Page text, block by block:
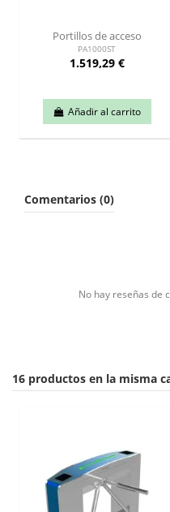
Portillos de acceso
PA1000ST
1.519,29 €
Añadir al carrito
Comentarios (0)
No hay reseñas de
16 productos en la misma